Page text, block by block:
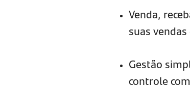
Venda,
suas
Gestão
controle